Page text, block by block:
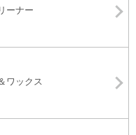
ーナー
ワックス